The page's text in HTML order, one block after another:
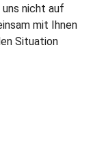
nicht auf
mit Ihnen
Situation